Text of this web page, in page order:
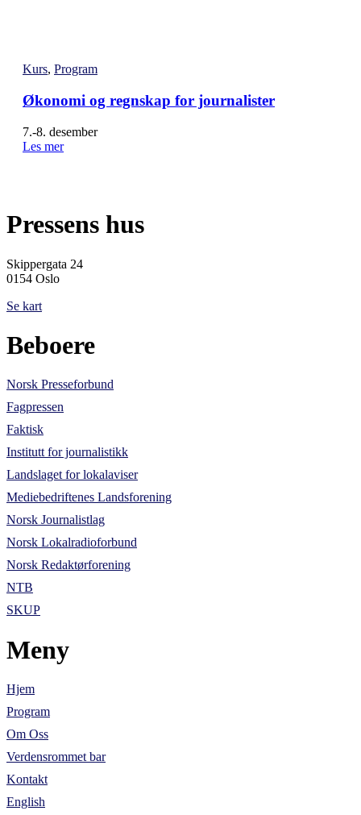
Kurs, Program
Økonomi og regnskap for journalister
7.-8. desember
Les mer
Pressens hus
Skippergata 24
0154 Oslo
Se kart
Beboere
Norsk Presseforbund
Fagpressen
Faktisk
Institutt for journalistikk
Landslaget for lokalaviser
Mediebedriftenes Landsforening
Norsk Journalistlag
Norsk Lokalradioforbund
Norsk Redaktørforening
NTB
SKUP
Meny
Hjem
Program
Om Oss
Verdensrommet bar
Kontakt
English